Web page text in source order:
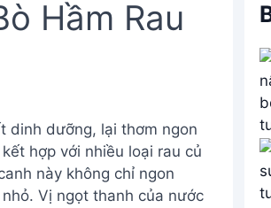
Hầm Rau
dinh dưỡng, lại thơm ngon
hợp với nhiều loại rau củ
này không chỉ ngon
Vị ngọt thanh của nước